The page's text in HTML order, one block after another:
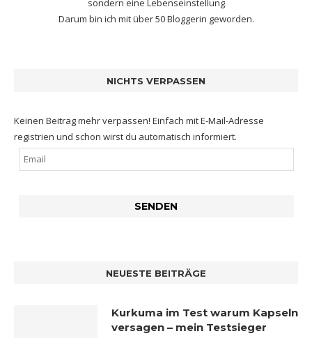
sondern eine Lebenseinstellung
Darum bin ich mitüber 50 Bloggerin geworden.
NICHTS VERPASSEN
Keinen Beitrag mehr verpassen! Einfach mit E-Mail-Adresse
registrien und schon wirst du automatisch informiert.
NEUESTE BEITRÄGE
Kurkuma im Test warum Kapseln
versagen – mein Testsieger